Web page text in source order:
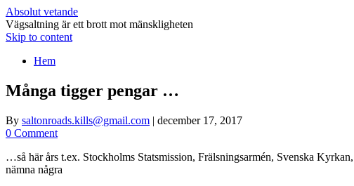
Absolut vetande
Vägsaltning är ett brott mot mänskligheten
Skip to content
Hem
Många tigger pengar …
By saltonroads.kills@gmail.com | december 17, 2017
0 Comment
…så här års t.ex. Stockholms Statsmission, Frälsningsarmén, Svenska
nämna några